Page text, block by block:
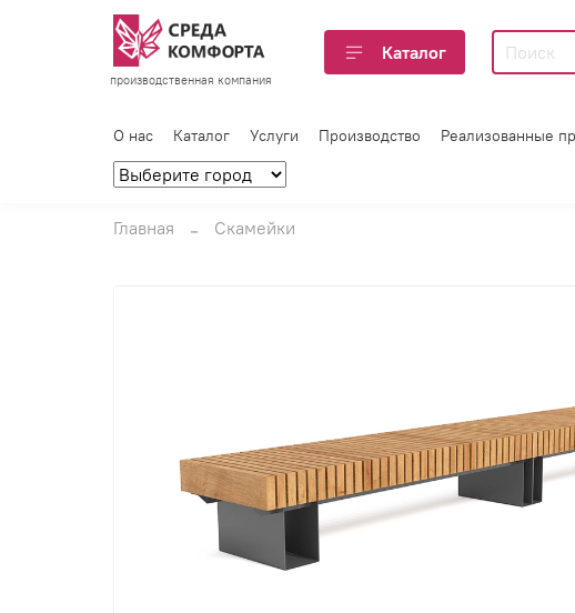
производственная компания
Каталог
О нас Каталог Услуги Производство Реализованные
Главная Скамейки